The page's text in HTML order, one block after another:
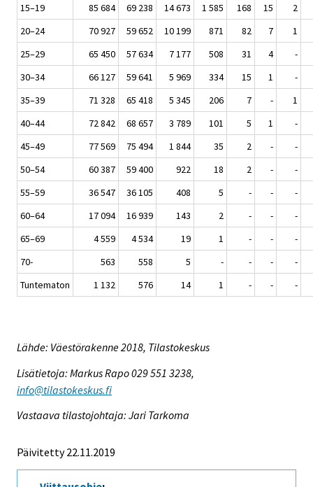
15–19
85 684 69 238 14 673 1 585 168 15
2
20–24
70 927 59 652 10 199 871 82 7
1
25–29
65 450 57 634 7 177 508 31 4
-
30–34
66 127 59 641 5 969 334 15 1
-
35–39
71 328 65 418 5 345 206 7 -
1
40–44
72 842 68 657 3 789 101 5 1
-
45–49
77 569 75 494 1 844 35 2 -
-
50–54
60 387 59 400 922 18 2 -
-
55–59
36 547 36 105 408 5 - -
-
60–64
17 094 16 939 143 2 - -
-
65–69
4 559 4 534 19 1 - -
-
70-
563 558 5 - - -
-
Tuntematon
1 132 576 14 1 - - -
Lähde: Väestörakenne 2018, Tilastokeskus
Lisätietoja: Markus Rapo 029 551 3238,
info@tilastokeskus.fi
Vastaava tilastojohtaja: Jari Tarkoma
Päivitetty 22.11.2019